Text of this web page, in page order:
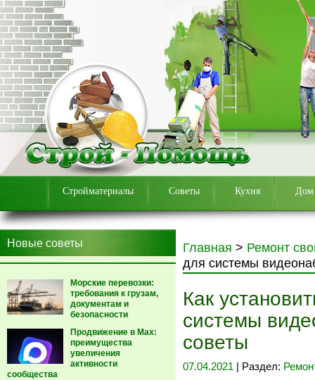
Стройматериалы Советы Кухня Дом
Новые советы
Морские перевозки:
требования к грузам,
документам и
безопасности
Продвижение в Max:
преимущества
увеличения
активности
сообщества
Главная > Ремонт
для системы
Как
системы
советы
07.04.2021 | Раздел: